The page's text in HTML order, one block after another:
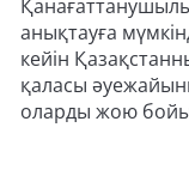
анықтауға
кейін
қаласы
оларды жою